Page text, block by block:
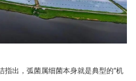
出，弧菌属细菌本身就是典型的“机